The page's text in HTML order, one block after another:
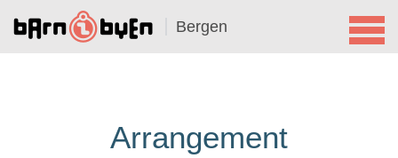
Bergen
Arrangement